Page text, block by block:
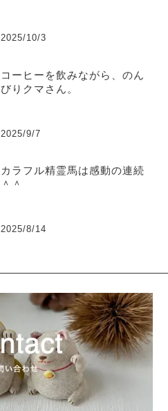
2025/10/3
コーヒーを飲みながら、のん
びりクマさん。
2025/9/7
カラフル精霊馬は感動の連続
＾＾
2025/8/14